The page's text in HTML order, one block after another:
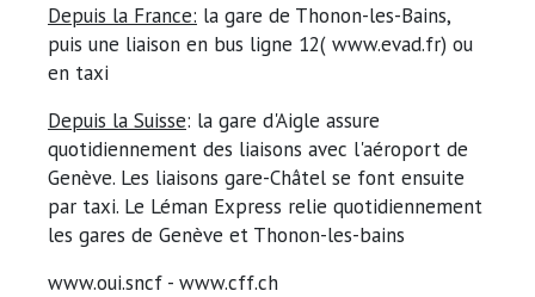
Depuis la France: la gare de Thonon-les-Bains,
puis une liaison en bus ligne 12( www.evad.fr) ou
en taxi
Depuis la Suisse: la gare d'Aigle assure
quotidiennement des liaisons avec l'aéroport de
Genève. Les liaisons gare-Châtel se font ensuite
par taxi. Le Léman Express relie quotidiennement
les gares de Genève et Thonon-les-bains
www.oui.sncf - www.cff.ch